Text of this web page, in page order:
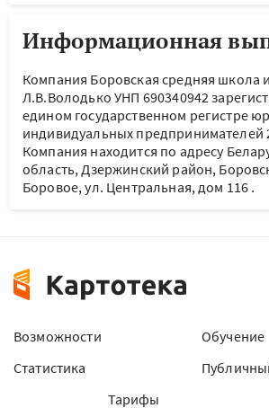
Информационная
Компания Боровская средняя школа
Л.В.Володько УНП 690340942
едином государственном регистре
индивидуальных предпринимателей
Компания находится по адресу
область, Дзержинский район,
Боровое, ул. Центральная, дом 116 .
Возможности
Статистика
Тарифы
Обучение